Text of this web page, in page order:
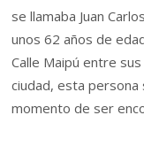
se llamaba Juan
unos 62 años de
Calle Maipú entre
ciudad, esta persona
momento de ser